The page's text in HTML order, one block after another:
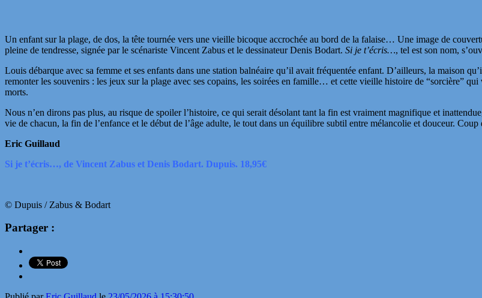
Un enfant sur la plage, de dos, la tête tournée vers une vieille bicoque accrochée au bord de la falaise… Une image de
pleine de tendresse, signée par le scénariste Vincent Zabus et le dessinateurDenis Bodart. Si je t’écris…, tel est son nom,
Louis débarque avec sa femme et ses enfants dans une station balnéaire qu’il avait fréquentée enfant. D’ailleurs, la maison
remonter les souvenirs : les jeux sur la plage avec ses copains, les soirées en famille… et cette vieille histoire de “sorcière”
morts.
Nous n’en dirons pas plus, au risque de spoiler l’histoire, ce qui serait désolant tant la fin est vraiment magnifique et
vie de chacun, la fin de l’enfance et le début de l’âge adulte, le tout dans un équilibre subtil entre mélancolie et douceur.
Eric Guillaud
Si je t’écris…, de Vincent Zabus et Denis Bodart. Dupuis. 18,95€
© Dupuis / Zabus & Bodart
Partager :